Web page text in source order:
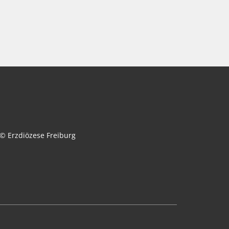
© Erzdiözese Freiburg